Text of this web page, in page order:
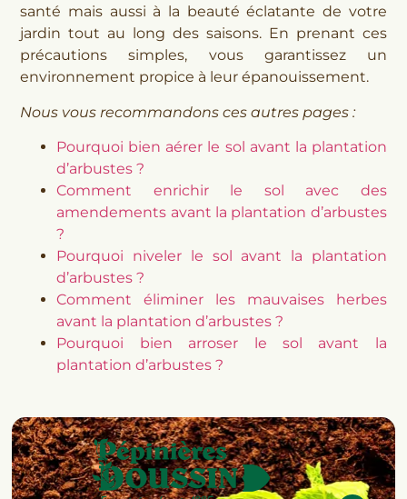
santé mais aussi à la beauté éclatante de votre
jardin tout au long des saisons. En prenant ces
précautions simples, vous garantissez un
environnement propice à leur épanouissement.
Nous vous recommandons ces autres pages :
Pourquoi bien aérer le sol avant la plantation
d’arbustes ?
Comment enrichir le sol avec des
amendements avant la plantation d’arbustes
?
Pourquoi niveler le sol avant la plantation
d’arbustes ?
Comment éliminer les mauvaises herbes
avant la plantation d’arbustes ?
Pourquoi bien arroser le sol avant la
plantation d’arbustes ?